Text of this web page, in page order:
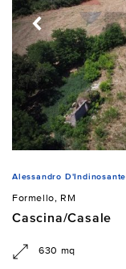
Alessandro D'Indinosante
Formello, RM
Cascina/Casale
630 mq